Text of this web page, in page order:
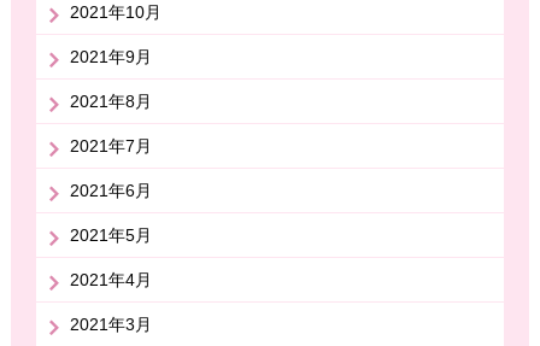
2021年10月
2021年9月
2021年8月
2021年7月
2021年6月
2021年5月
2021年4月
2021年3月